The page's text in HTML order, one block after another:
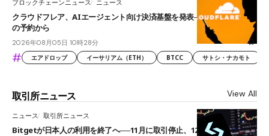
ブロックチェーンニュース ニュース
クラウドフレア、AIエージェント向け決済基盤を発表──まずハンドル名
の予約から
2026年08月05日 10時28分
# エアドロップ イーサリアム（ETH） BTCC サトシ・ナカモト
取引所ニュース View All
ニュース 取引所ニュース
Bitgetが日本人の利用を終了へ──11月に取引停止、12月末に強制決済